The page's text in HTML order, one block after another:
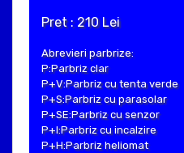
Pret : 210 Lei
Abrevieri parbrize:
P:Parbriz clar
P+V:Parbriz cu tenta verde
P+S:Parbriz cu parasolar
P+SE:Parbriz cu senzor
P+I:Parbriz cu incalzire
P+H:Parbriz heliomat